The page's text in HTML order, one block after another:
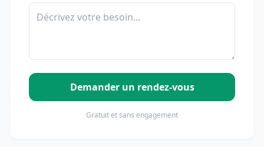
Demander un rendez-vous
Gratuit et sans engagement